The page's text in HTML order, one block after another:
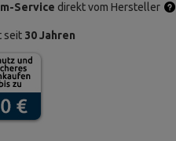
Service direkt vom Hersteller
seit 30 Jahren